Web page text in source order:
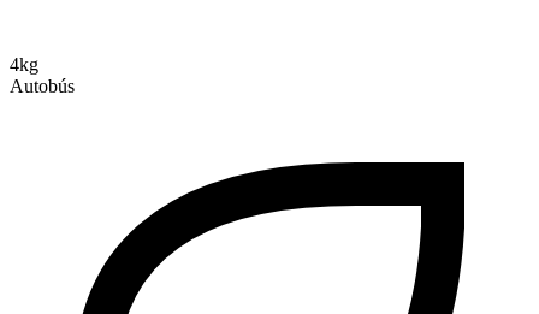
4kg
Autobús